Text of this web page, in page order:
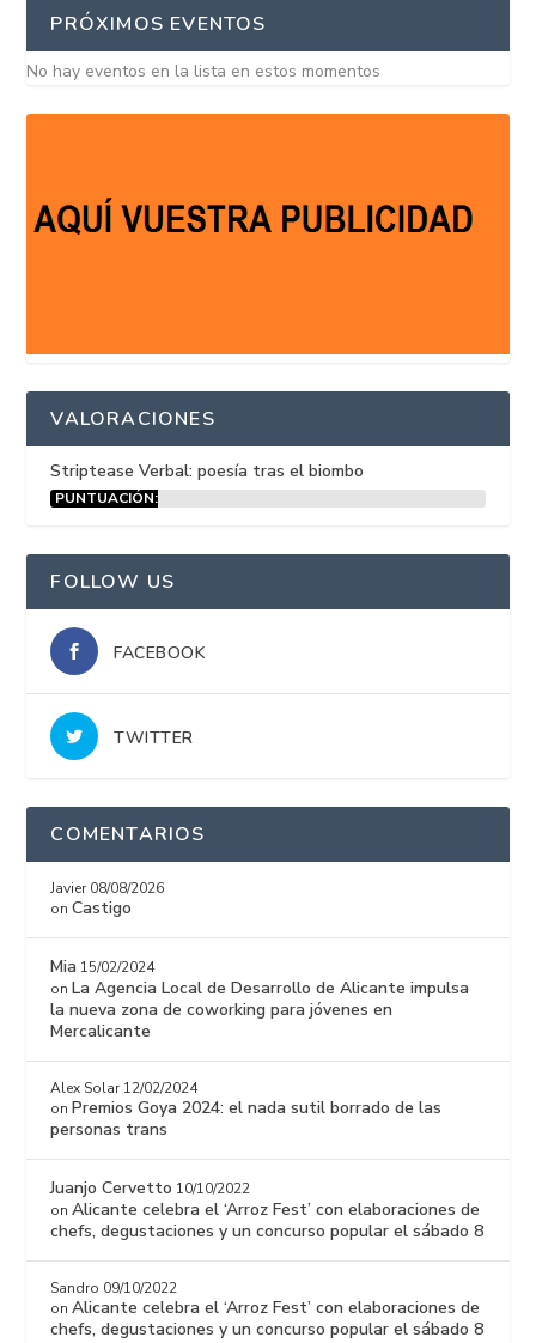
PRÓXIMOS EVENTOS
No hay eventos en la lista en estos momentos
VALORACIONES
Striptease Verbal: poesía tras el biombo
PUNTUACIÓN:
FOLLOW US
FACEBOOK
TWITTER
COMENTARIOS
Javier 08/08/2026
onCastigo
Mia 15/02/2024
onLa Agencia Local de Desarrollo de Alicante impulsa
la nueva zona de coworking para jóvenes en
Mercalicante
Alex Solar 12/02/2024
onPremios Goya 2024: el nada sutil borrado de las
personas trans
Juanjo Cervetto 10/10/2022
onAlicante celebra el ‘Arroz Fest’ con elaboraciones de
chefs, degustaciones y un concurso popular el sábado 8
Sandro 09/10/2022
onAlicante celebra el ‘Arroz Fest’ con elaboraciones de
chefs, degustaciones y un concurso popular el sábado 8